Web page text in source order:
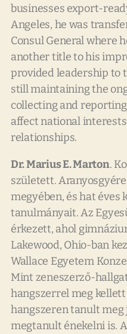
businesses export-
Angeles, he was
Consul General where
another title to his
provided leadership to
still maintaining the
collecting and
affect national
relationships.
Dr. Marius E. Marton.
született.
megyében, és hat éves
tanulmányait. Az
érkezett, ahol
Lakewood, Ohio-ban
Wallace Egyetem
Mint zeneszerző-
hangszerrel meg
hangszeren tanult
megtanult énekelni is.